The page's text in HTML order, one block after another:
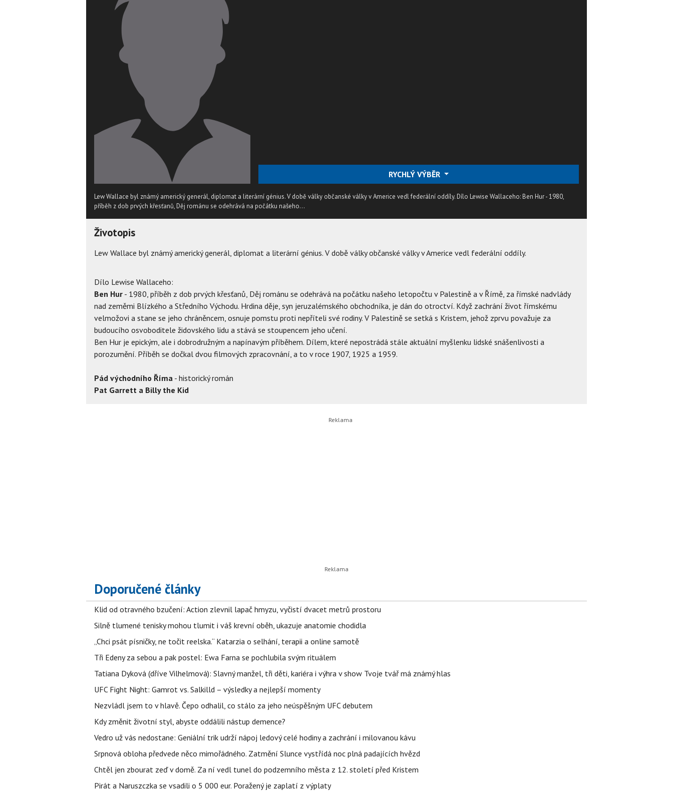
RYCHLÝ VÝBĚR
Lew Wallace byl známý americký generál, diplomat a literární génius. V době války občanské války v Americe vedl federální oddíly. Dílo Lewise Wallaceho: Ben Hur - 1980,
příběh z dob prvých křesťanů, Děj románu se odehrává na počátku našeho...
Životopis
Lew Wallace byl známý americký generál, diplomat a literární génius. V době války občanské války v Americe vedl federální oddíly.
Dílo Lewise Wallaceho:
Ben Hur - 1980, příběh z dob prvých křesťanů, Děj románu se odehrává na počátku našeho letopočtu v Palestině a v Římě, za římské nadvlády
nad zeměmi Blízkého a Středního Východu. Hrdina děje, syn jeruzalémského obchodníka, je dán do otroctví. Když zachrání život římskému
velmožovi a stane se jeho chráněncem, osnuje pomstu proti nepříteli své rodiny. V Palestině se setká s Kristem, jehož zprvu považuje za
budoucího osvoboditele židovského lidu a stává se stoupencem jeho učení.
Ben Hur je epickým, ale i dobrodružným a napínavým příběhem. Dílem, které nepostrádá stále aktuální myšlenku lidské snášenlivosti a
porozumění. Příběh se dočkal dvou filmových zpracovnání, a to v roce 1907, 1925 a 1959.
Pád východního Říma - historický román
Pat Garrett a Billy the Kid
Doporučené články
Klid od otravného bzučení: Action zlevnil lapač hmyzu, vyčistí dvacet metrů prostoru
Silně tlumené tenisky mohou tlumit i váš krevní oběh, ukazuje anatomie chodidla
„Chci psát písničky, ne točit reelska.“ Katarzia o selhání, terapii a online samotě
Tři Edeny za sebou a pak postel: Ewa Farna se pochlubila svým rituálem
Tatiana Dyková (dříve Vilhelmová): Slavný manžel, tři děti, kariéra i výhra v show Tvoje tvář má známý hlas
UFC Fight Night: Gamrot vs. Salkilld – výsledky a nejlepší momenty
Nezvládl jsem to v hlavě. Čepo odhalil, co stálo za jeho neúspěšným UFC debutem
Kdy změnit životní styl, abyste oddálili nástup demence?
Vedro už vás nedostane: Geniální trik udrží nápoj ledový celé hodiny a zachrání i milovanou kávu
Srpnová obloha předvede něco mimořádného. Zatmění Slunce vystřídá noc plná padajících hvězd
Chtěl jen zbourat zeď v domě. Za ní vedl tunel do podzemního města z 12. století před Kristem
Pirát a Naruszczka se vsadili o 5 000 eur. Poražený je zaplatí z výplaty